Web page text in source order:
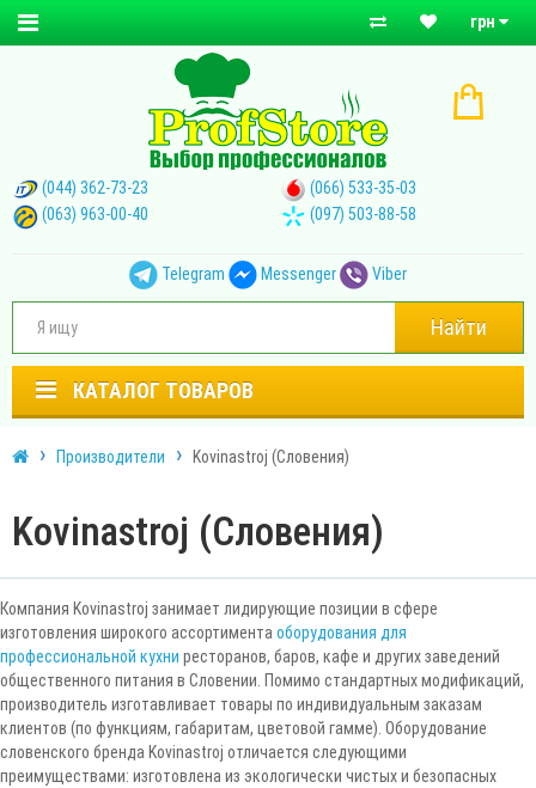
грн
(044) 362-73-23
(066) 533-35-03
(063) 963-00-40
(097) 503-88-58
Telegram Messenger Viber
Найти
КАТАЛОГ ТОВАРОВ
Производители Kovinastroj (Словения)
Kovinastroj (Словения)
Компания Kovinastroj занимает лидирующие позиции в сфере
изготовления широкого ассортимента оборудования для
профессиональной кухни ресторанов, баров, кафе и других заведений
общественного питания в Словении. Помимо стандартных модификаций,
производитель изготавливает товары по индивидуальным заказам
клиентов (по функциям, габаритам, цветовой гамме). Оборудование
словенского бренда Kovinastroj отличается следующими
преимуществами: изготовлена из экологически чистых и безопасных